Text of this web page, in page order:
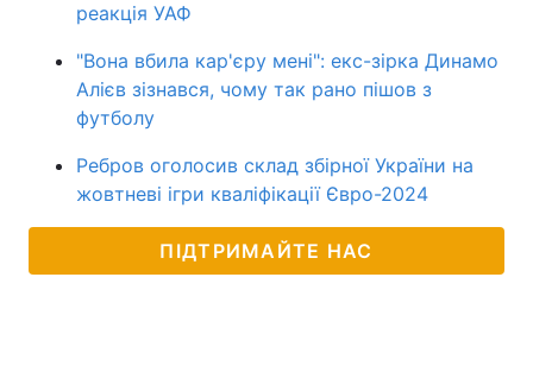
реакція УАФ
"Вона вбила кар'єру мені": екс-зірка Динамо
Алієв зізнався, чому так рано пішов з
футболу
Ребров оголосив склад збірної України на
жовтневі ігри кваліфікації Євро-2024
ПІДТРИМАЙТЕ НАС